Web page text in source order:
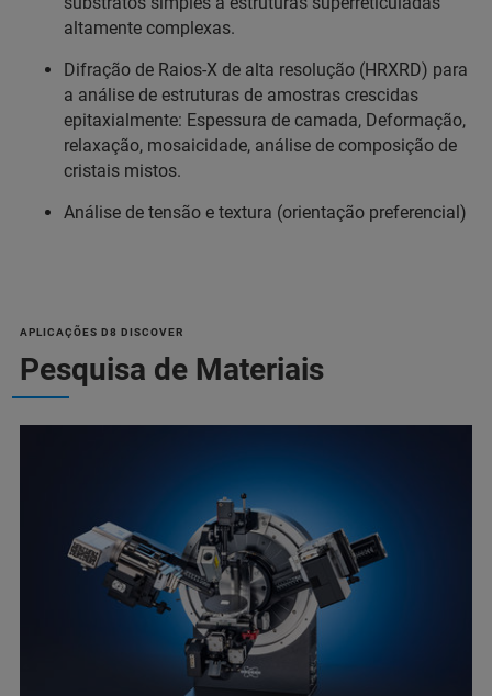
altamente complexas.
Difração de Raios-X de alta resolução (HRXRD) para
a análise de estruturas de amostras crescidas
epitaxialmente: Espessura de camada, Deformação,
relaxação, mosaicidade, análise de composição de
cristais mistos.
Análise de tensão e textura (orientação preferencial)
APLICAÇÕES D8 DISCOVER
Pesquisa de Materiais